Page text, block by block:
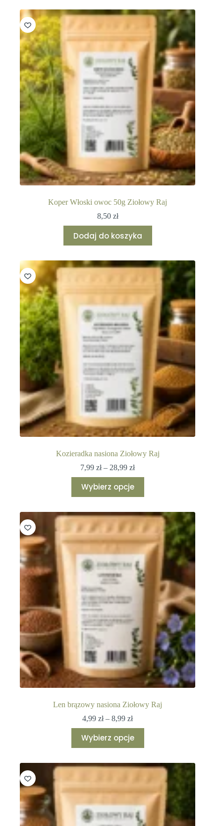
Koper Włoski owoc 50g Ziołowy Raj
8,50 zł
Dodaj do koszyka
Kozieradka nasiona Ziołowy Raj
7,99zł – 28,99złZakres
cen:
28,99 zł
Wybierz opcje
produkt
ma
wariantów.
Opcje
można
wybrać
na
stronie
produktu
Len brązowy nasiona Ziołowy Raj
4,99zł – 8,99złZakres
cen:
od
8,99 zł
Wybierz opcje
produkt
ma
wariantów.
wybrać
na
stronie
produktu